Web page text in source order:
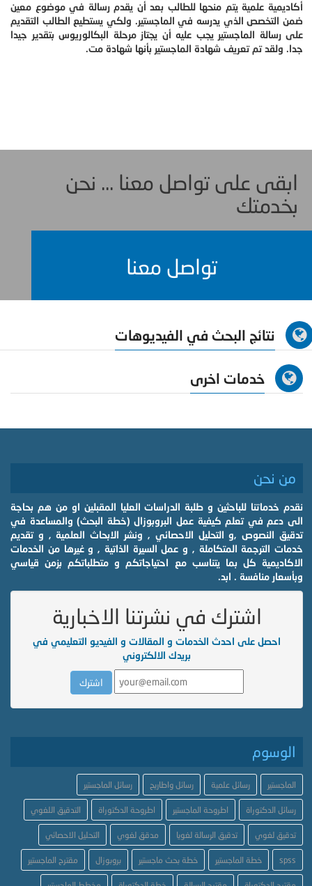
أكاديمية علمية يتم منحها للطالب بعد أن يقدم رسالة في موضوع معين
ضمن التخصص الذي يدرسه في الماجستير. ولكي يستطيع الطالب التقديم
على رسالة الماجستير يجب عليه أن يجتاز مرحلة البكالوريوس بتقدير جيدا
جدا. ولقد تم تعريف شهادة الماجستير بأنها شهادة مت.
ابقى على تواصل معنا ... نحن
بخدمتك
تواصل معنا
نتائج البحث في الفيديوهات
خدمات اخرى
من نحن
نقدم خدماتنا للباحثين و طلبة الدراسات العليا المقبلين او من هم بحاجة
الى دعم في تعلم كيفية عمل البروبوزال (خطة البحث) والمساعدة في
تدقيق النصوص ,و التحليل الاحصائي , ونشر الابحاث العلمية , و تقديم
خدمات الترجمة المتكاملة , و عمل السيرة الذاتية , و غيرها من الخدمات
الاكاديمية كل بما يتناسب مع احتياجاتكم و متطلباتكم بزمن قياسي
وبأسعار منافسة . ابد.
اشترك في نشرتنا الاخبارية
احصل على احدث الخدمات و المقالات و الفيديو التعليمي في
بريدك الالكتروني
الوسوم
الماجستير رسائل علمية رسائل واطاريح رسائل الماجستير
رسائل الدكتوراة اطروحة الماجستير اطروحة الدكتوراة التدقيق اللغوي
تدقيق لغوي تدقيق الرسالة لغويا مدقق لغوي التحليل الاحصائي
spss خطة الماجستير خطة بحث ماجستير بروبوزال مقترح الماجستير